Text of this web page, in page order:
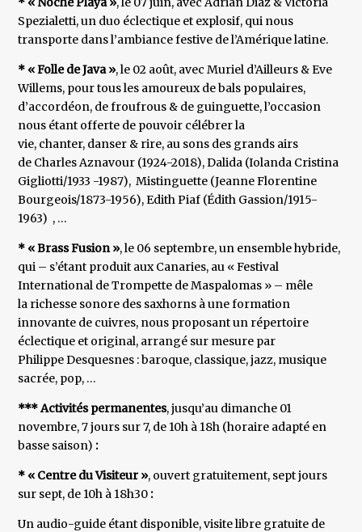
Spezialetti, un duo éclectique et explosif, qui nous
transporte dans l’ambiance festive de l’Amérique latine.
* « Folle de Java », le 02 août, avec Muriel d’Ailleurs & Eve
Willems, pour tous les amoureux de bals populaires,
d’accordéon, de froufrous & de guinguette, l’occasion
nous étant offerte de pouvoir célébrer la
vie, chanter, danser & rire, au sons des grands airs
de Charles Aznavour (1924-2018), Dalida (Iolanda Cristina
Gigliotti/1933 -1987), Mistinguette (Jeanne Florentine
Bourgeois/1873-1956), Edith Piaf (Édith Gassion/1915-
1963) , …
* « Brass Fusion », le 06 septembre, un ensemble hybride,
qui – s’étant produit aux Canaries, au « Festival
International de Trompette de Maspalomas » – mêle
la richesse sonore des saxhorns à une formation
innovante de cuivres, nous proposant un répertoire
éclectique et original, arrangé sur mesure par
Philippe Desquesnes : baroque, classique, jazz, musique
sacrée, pop, …
*** Activités permanentes, jusqu’au dimanche 01
novembre, 7 jours sur 7, de 10h à 18h (horaire adapté en
basse saison) :
* « Centre du Visiteur », ouvert gratuitement, sept jours
sur sept, de 10h à 18h30 :
Un audio-guide étant disponible, visite libre gratuite de